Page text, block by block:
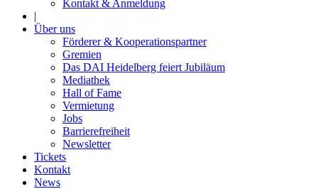
Kontakt & Anmeldung
|
Über uns
Förderer & Kooperationspartner
Gremien
Das DAI Heidelberg feiert Jubiläum
Mediathek
Hall of Fame
Vermietung
Jobs
Barrierefreiheit
Newsletter
Tickets
Kontakt
News